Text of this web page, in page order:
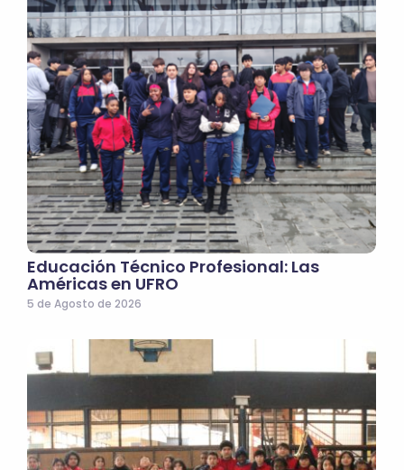
Educación Técnico Profesional: Las
Américas en UFRO
5 de Agosto de 2026